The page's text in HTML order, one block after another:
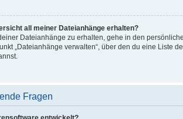
all meiner Dateianhänge erhalten?
Dateianhänge zu erhalten, gehe in den
„Dateianhänge verwalten“, über den du eine Liste
Fragen